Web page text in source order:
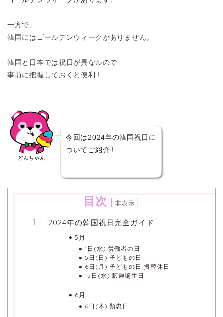
一方で、
韓国にはゴールデンウィークがありません。
韓国と日本では祝日が異なルので
事前に把握しておくと便利！
どんちゃん
今回は2024年の韓国祝日に
ついてご紹介！
目次 [非表示]
2024年の韓国祝日完全ガイド
5月
1日(水) 労働者の日
5日(日) 子どもの日
6日(月) 子どもの日 振替休日
15日(水) 釈迦誕生日
6月
6日(木) 顕忠日